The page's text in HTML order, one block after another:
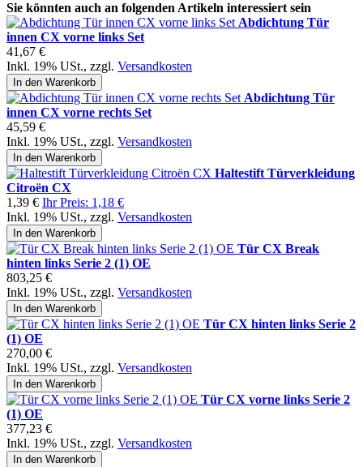
Sie könnten auch an folgenden Artikeln interessiert sein
Abdichtung Tür
innen CX vorne links Set
41,67 €
Inkl. 19% USt., zzgl. Versandkosten
In den Warenkorb
Abdichtung Tür
innen CX vorne rechts Set
45,59 €
Inkl. 19% USt., zzgl. Versandkosten
In den Warenkorb
Haltestift Türverkleidung
Citroën CX
1,39 € Ihr Preis: 1,18 €
Inkl. 19% USt., zzgl. Versandkosten
In den Warenkorb
Tür CX Break
hinten links Serie 2 (1) OE
803,25 €
Inkl. 19% USt., zzgl. Versandkosten
In den Warenkorb
Tür CX hinten links Serie 2
(1) OE
270,00 €
Inkl. 19% USt., zzgl. Versandkosten
In den Warenkorb
Tür CX vorne links Serie 2
(1) OE
377,23 €
Inkl. 19% USt., zzgl. Versandkosten
In den Warenkorb